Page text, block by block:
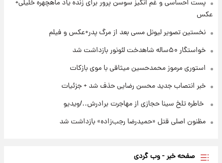
استوری مرموز محمدحسین میثاقی با موی
پست احساسی و غم انگیز سوسن پرور برای زنده یاد ماهچهره خلیلی+
عکس
نخستین تصویر لیونل مسی بعد از مرگ پدر+عکس و فیلم
خواستگار ۵۰ساله شاهدخت لئونور بازداشت شد
استوری مرموز محمدحسین میثاقی با موی بازکات
خبر انتصاب جدید محسن رضایی حذف شد + جزئیات
⁨ خاطره تلخ سینا حجازی از مهاجرت برادرش../ویدیو
مظنون اصلی قتل «حمیدرضا رجب‌زاده» بازداشت شد
صفحه خبر - وب گردی